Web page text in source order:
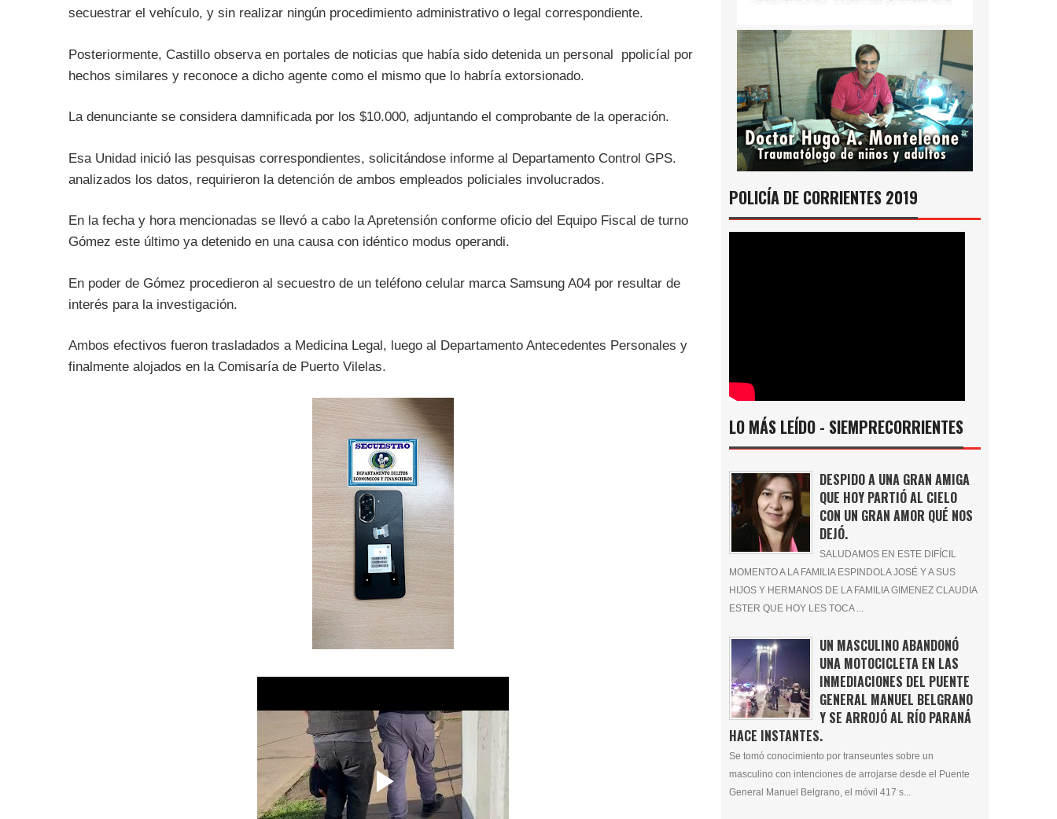
secuestrar el vehículo, y sin realizar ningún procedimiento administrativo o legal correspondiente.
Posteriormente, Castillo observa en portales de noticias que había sido detenida un personal ppolicíal por
hechos similares y reconoce a dicho agente como el mismo que lo habría extorsionado.
La denunciante se considera damnificada por los $10.000, adjuntando el comprobante de la operación.
Esa Unidad inició las pesquisas correspondientes, solicitándose informe al Departamento Control GPS.
analizados los datos, requirieron la detención de ambos empleados policiales involucrados.
En la fecha y hora mencionadas se llevó a cabo la Apretensión conforme oficio del Equipo Fiscal de turno
Gómez este último ya detenido en una causa con idéntico modus operandi.
En poder de Gómez procedieron al secuestro de un teléfono celular marca Samsung A04 por resultar de
interés para la investigación.
Ambos efectivos fueron trasladados a Medicina Legal, luego al Departamento Antecedentes Personales y
finalmente alojados en la Comisaría de Puerto Vilelas.
POLICÍA DE CORRIENTES 2019
LO MÁS LEÍDO - SIEMPRECORRIENTES
DESPIDO A UNA GRAN AMIGA
QUE HOY PARTIÓ AL CIELO
CON UN GRAN AMOR QUÉ NOS
DEJÓ.
SALUDAMOS EN ESTE DIFÍCIL
MOMENTO A LA FAMILIA ESPINDOLA JOSÉ Y A SUS
HIJOS Y HERMANOS DE LA FAMILIA GIMENEZ CLAUDIA
ESTER QUE HOY LES TOCA ...
UN MASCULINO ABANDONÓ
UNA MOTOCICLETA EN LAS
INMEDIACIONES DEL PUENTE
GENERAL MANUEL BELGRANO
Y SE ARROJÓ AL RÍO PARANÁ
HACE INSTANTES.
Se tomó conocimiento por transeuntes sobre un
masculino con intenciones de arrojarse desde el Puente
General Manuel Belgrano, el móvil 417 s...